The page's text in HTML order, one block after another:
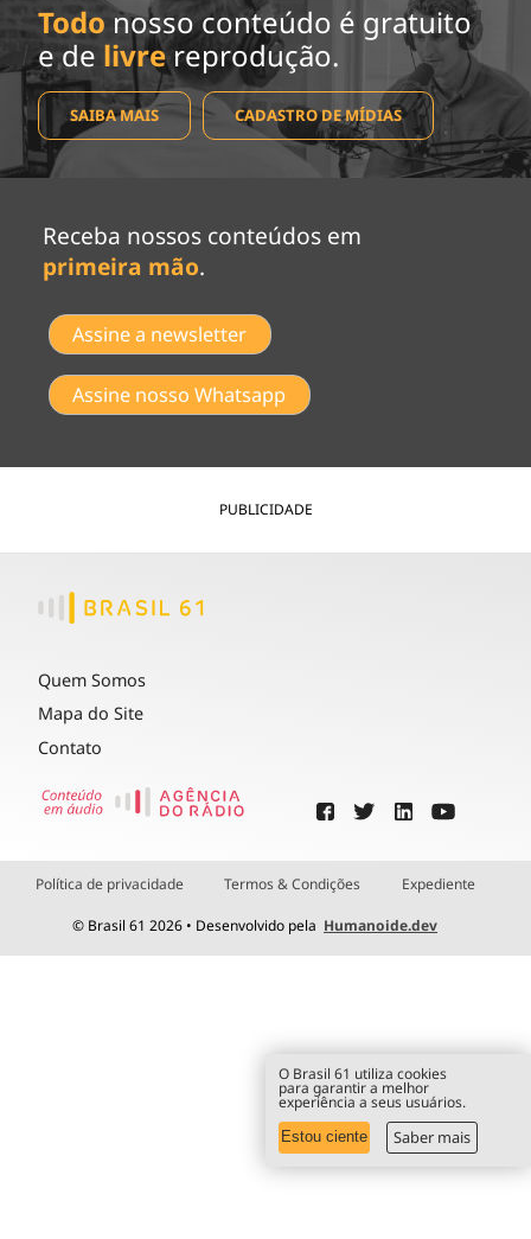
Todo nosso conteúdo é gratuito
e de livrereprodução.
SAIBA MAIS CADASTRO DE MÍDIAS
Receba nossos conteúdos em
primeira mão.
Assine a newsletter
Assine nosso Whatsapp
PUBLICIDADE
Quem Somos
Mapa do Site
Contato
Política de privacidade Termos & Condições Expediente
© Brasil 61 2026 • Desenvolvido pela Humanoide.dev
O Brasil 61 utiliza cookies
para garantir a melhor
experiência a seus usuários.
Estou ciente Saber mais